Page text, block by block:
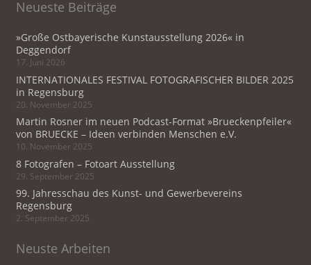
Neueste Beiträge
»Große Ostbayerische Kunstausstellung 2026« in
Deggendorf
17. Juni 2026
INTERNATIONALES FESTIVAL FOTOGRAFISCHER BILDER 2025
in Regensburg
20. November 2025
Martin Rosner im neuen Podcast-Format »Brueckenpfeiler«
von BRUECKE – Ideen verbinden Menschen e.V.
10. November 2025
8 Fotografen – Fotoart Ausstellung
29. September 2025
99. Jahresschau des Kunst- und Gewerbevereins
Regensburg
2. September 2025
Neuste Arbeiten